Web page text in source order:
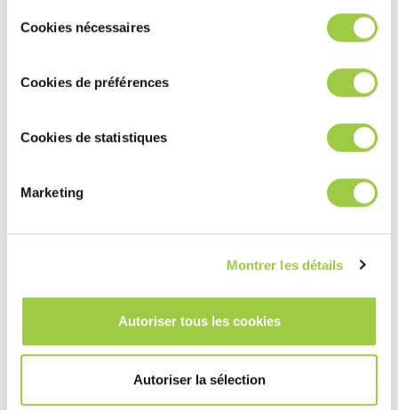
cookies.​ ​ ​
duCookies nécessaires
Cookies de préférences
Cookies de statistiques
Marketing
Montrer les détails
Autoriser tous les cookies
Autoriser la sélection
喷射印刷与点胶
焊膏点胶与喷射印刷有何不同？
喷射印刷焊膏的主要优势有哪些？
哪些焊膏适用于喷射印刷技术？